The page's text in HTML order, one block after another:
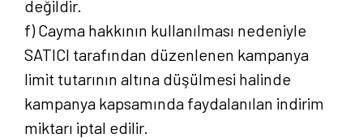
değildir.
f) Cayma hakkının kullanılması nedeniyle
SATICI tarafından düzenlenen kampanya
limit tutarının altına düşülmesi halinde
kampanya kapsamında faydalanılan indirim
miktarı iptal edilir.